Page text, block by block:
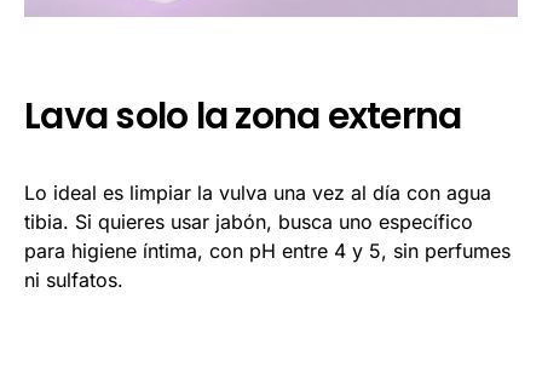
Lava solo la zona externa
Lo ideal es limpiar la vulva una vez al día con agua
tibia. Si quieres usar jabón, busca uno específico
para higiene íntima, con pH entre 4 y 5, sin perfumes
ni sulfatos.